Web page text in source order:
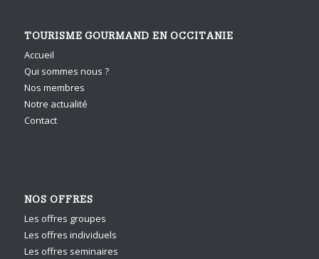
TOURISME GOURMAND EN OCCITANIE
Accueil
Qui sommes nous ?
Nos membres
Notre actualité
Contact
NOS OFFRES
Les offres groupes
Les offres individuels
Les offres seminaires